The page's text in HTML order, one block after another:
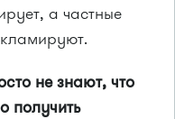
а частные
не знают, что
получить